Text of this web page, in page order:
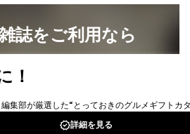
ちNo.1～5については保有個人デ
させていただきます。
、パートナー（提携企業）様又は
供について
情報を適切に管理し､あらかじめ
誌をご利用なら
無料で読み放題！
DOWNLOAD FOR IOS